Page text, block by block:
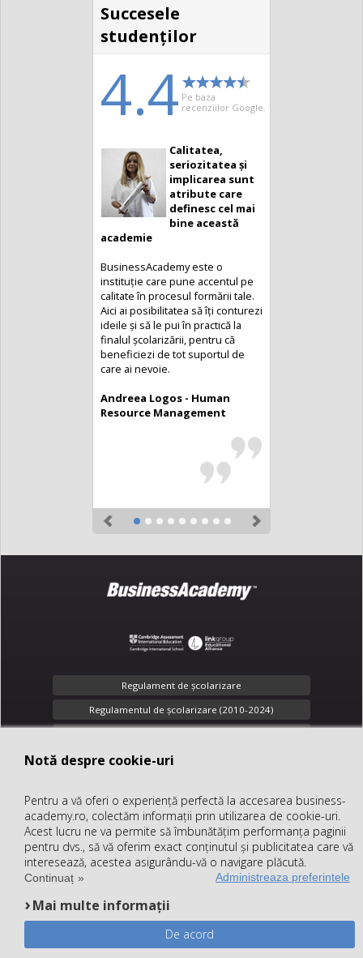
Notă despre cookie-uri
Pentru a vă oferi o experiență perfectă la accesarea business-
academy.ro, colectăm informații prin utilizarea de cookie-uri.
Acest lucru ne va permite să îmbunătățim performanța paginii
pentru dvs., să vă oferim exact conținutul și publicitatea care vă
interesează, acestea asigurându-vă o navigare plăcută.
Continuați lectură Administreaza preferintele
Mai multe informații
De acord
Succesele
studenţilor
4.4 Pe baza
recenziilor Google.
Calitatea,
seriozitatea și
implicarea sunt
atribute care
definesc cel mai
bine această
academie
BusinessAcademy este o
instituție care pune accentul pe
calitate în procesul formării tale.
Aici ai posibilitatea să îți conturezi
ideile și să le pui în practică la
finalul școlarizării, pentru că
beneficiezi de tot suportul de
care ai nevoie.
Andreea Logos - Human
Resource Management
Regulament de şcolarizare
Regulamentul de școlarizare (2010-2024)
Confidenţialitate
office@business-academy.ro
+40 (312) 289 318
LINK group Education
Com. J35/958/2010.
Powered byLINK CMS
Sitemap
Notă despre cookie-uri
Pentru a vă oferi o experiență perfectă la accesarea business-
academy.ro, colectăm informații prin utilizarea de cookie-uri.
Acest lucru ne va permite să îmbunătățim performanța paginii
pentru dvs., să vă oferim exact conținutul și publicitatea care vă
interesează, acestea asigurându-vă o navigare plăcută.
Continuaț Administreaza preferintele
Mai multe informații
De acord